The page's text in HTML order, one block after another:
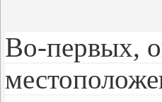
Во-первых,